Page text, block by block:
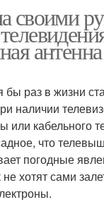
своими
бы раз в жизни
наличии
или кабельного
что
погодные
хотят сами